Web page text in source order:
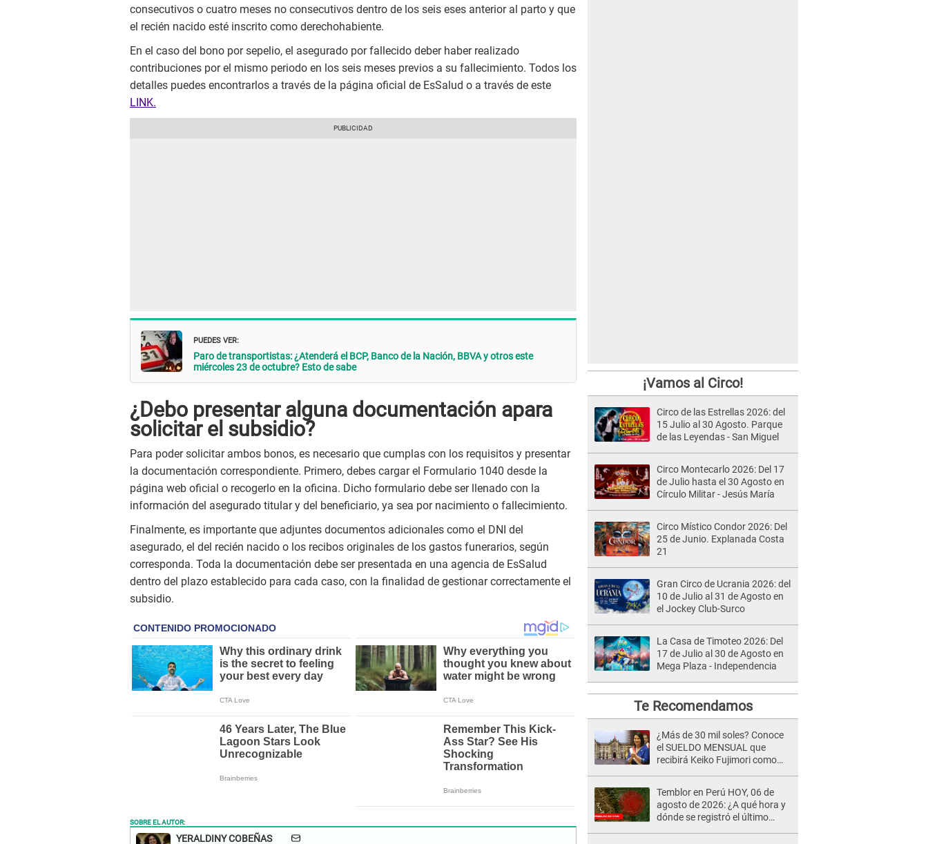
consecutivos o cuatro meses no consecutivos dentro de los seis eses anterior al parto y que
el recién nacido esté inscrito como derechohabiente.
En el caso del bono por sepelio, el asegurado por fallecido deber haber realizado
contribuciones por el mismo periodo en los seis meses previos a su fallecimiento. Todos los
detalles puedes encontrarlos a través de la página oficial de EsSalud o a través de este
LINK.
PUEDES VER:
Paro de transportistas: ¿Atenderá el BCP, Banco de la Nación, BBVA y otros este
miércoles 23 de octubre? Esto de sabe
¿Debo presentar alguna documentación apara
solicitar el subsidio?
Para poder solicitar ambos bonos, es necesario que cumplas con los requisitos y presentar
la documentación correspondiente. Primero, debes cargar el Formulario 1040 desde la
página web oficial o recogerlo en la oficina. Dicho formulario debe ser llenado con la
información del asegurado titular y del beneficiario, ya sea por nacimiento o fallecimiento.
Finalmente, es importante que adjuntes documentos adicionales como el DNI del
asegurado, el del recién nacido o los recibos originales de los gastos funerarios, según
corresponda. Toda la documentación debe ser presentada en una agencia de EsSalud
dentro del plazo establecido para cada caso, con la finalidad de gestionar correctamente el
subsidio.
SOBRE EL AUTOR:
YERALDINY COBEÑAS
¡Vamos al Circo!
Circo de las Estrellas 2026: del
15 Julio al 30 Agosto. Parque
de las Leyendas - San Miguel
Circo Montecarlo 2026: Del 17
de Julio hasta el 30 Agosto en
Círculo Militar - Jesús María
Circo Místico Condor 2026: Del
25 de Junio. Explanada Costa
21
Gran Circo de Ucrania 2026: del
10 de Julio al 31 de Agosto en
el Jockey Club-Surco
La Casa de Timoteo 2026: Del
17 de Julio al 30 de Agosto en
Mega Plaza - Independencia
Te Recomendamos
¿Más de 30 mil soles? Conoce
el SUELDO MENSUAL que
recibirá Keiko Fujimori como
Temblor en Perú HOY, 06 de
agosto de 2026: ¿A qué hora y
dónde se registró el último